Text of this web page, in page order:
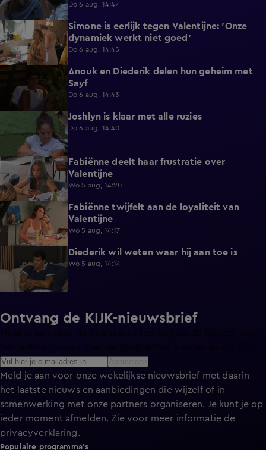
Do 6 aug, 14:47
1:12
Simone is eerlijk tegen Valentijne: 'Onze
dynamiek werkt niet goed'
Do 6 aug, 14:45
0:48
Anouk en Diederik delen hun geheim met
Sayf
Do 6 aug, 14:43
Joshlyn is klaar met alle ruzies
Do 6 aug, 14:40
0:29
Fabiënne deelt haar frustratie over
Valentijne
Wo 5 aug, 14:20
0:58
Fabiënne twijfelt aan de loyaliteit van
Valentijne
Wo 5 aug, 14:17
Diederik wil weten waar hij aan toe is
Wo 5 aug, 14:14
Ontvang de KIJK-nieuwsbrief
Meld je aan voor onze wekelijkse nieuwsbrief met daarin
het laatste nieuws en aanbiedingen die wijzelf of in
samenwerking met onze partners organiseren. Je kunt je op
ieder moment afmelden. Zie voor meer informatie de
privacyverklaring.
Populaire programma's